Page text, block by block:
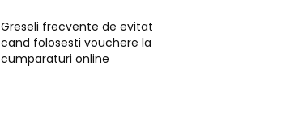
Greseli frecvente de evitat
cand folosesti vouchere la
cumparaturi online